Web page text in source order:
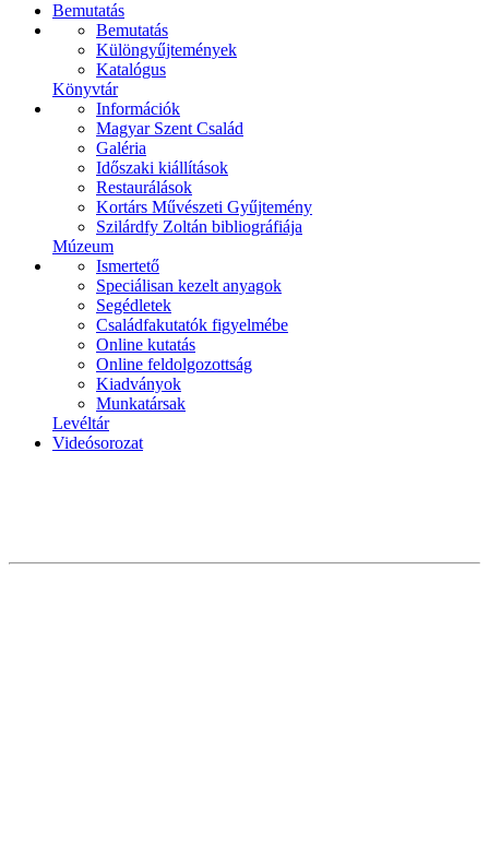
Bemutatás
Bemutatás
Különgyűjtemények
Katalógus
Könyvtár
Információk
Magyar Szent Család
Galéria
Időszaki kiállítások
Restaurálások
Kortárs Művészeti Gyűjtemény
Szilárdfy Zoltán bibliográfiája
Múzeum
Ismertető
Speciálisan kezelt anyagok
Segédletek
Családfakutatók figyelmébe
Online kutatás
Online feldolgozottság
Kiadványok
Munkatársak
Levéltár
Videósorozat